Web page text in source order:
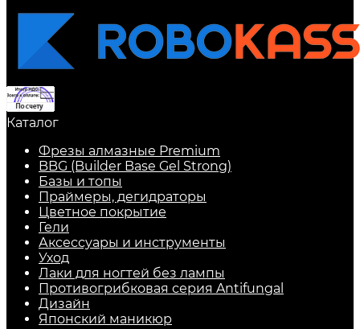
Каталог
Фрезы алмазные Premium
BBG (Builder Base Gel Strong)
Базы и топы
Праймеры, дегидраторы
Цветное покрытие
Гели
Аксессуары и инструменты
Уход
Лаки для ногтей без лампы
Противогрибковая серия Antifungal
Дизайн
Японский маникюр